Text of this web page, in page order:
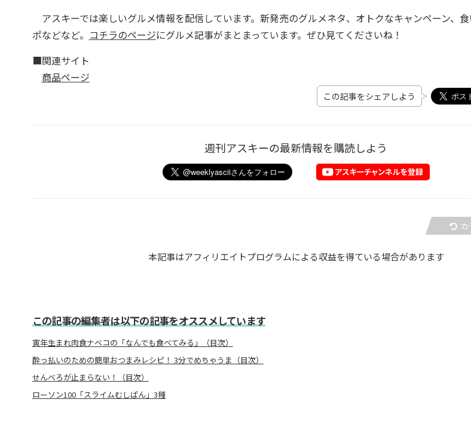
アスキーでは楽しいグルメ情報を配信しています。新発売のグルメネタ、オトクなキャンペーン、
ポなどなど。 コチラのページにグルメ記事がまとまっています。ぜひ見てくださいね！
■関連サイト
商品ページ
この記事をシェアしよう
週刊アスキーの最新情報を購読しよう
本記事はアフィリエイトプログラムによる収益を得ている場合があります
この記事の編集者は以下の記事をオススメしています
寅年生まれ肉食ナベコの「なんでも食べてみる」（目次）
酔っ払いのための簡単おつまみレシピ！ 3分でめちゃうま（目次）
せんべろが止まらない！（目次）
ローソン100「スライムむしぱん」3種